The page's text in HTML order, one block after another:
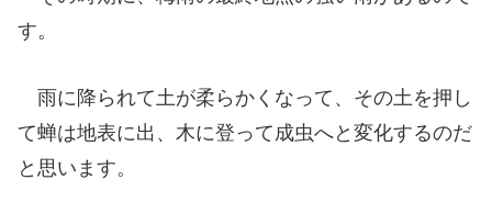
す。
雨に降られて土が柔らかくなって、その土を押し
て蝉は地表に出、木に登って成虫へと変化するのだ
と思います。